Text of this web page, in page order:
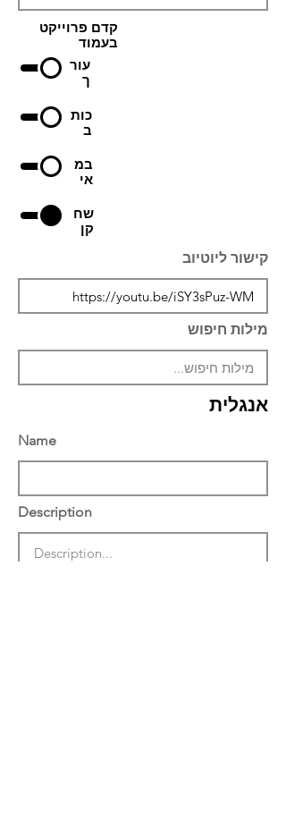
קדם פרוייקט
בעמוד
עור
ך
כות
ב
במ
אי
שח
קן
קישור ליוטיוב
מילות חיפוש
אנגלית
Name
Description